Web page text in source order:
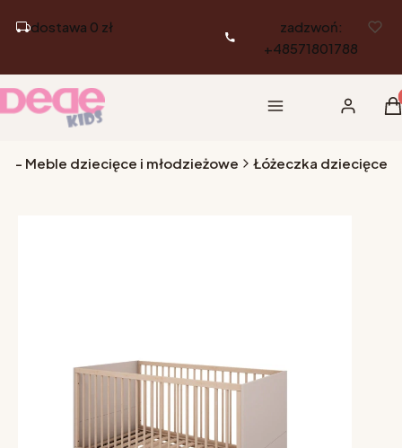
dostawa 0 zł
zadzwoń:
+48571801788
Menu Zaloguj się
- Meble dziecięce i młodzieżowe Łóżeczka dziecięce